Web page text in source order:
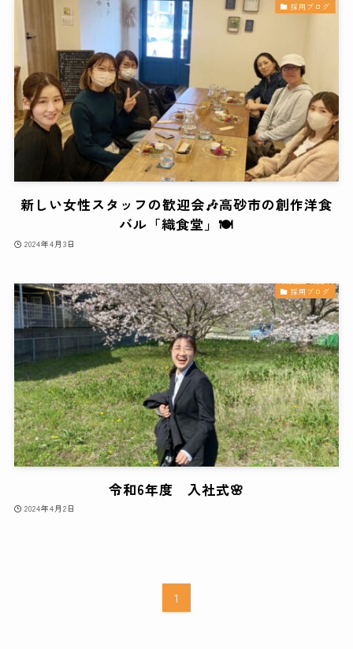
採用ブログ
新しい女性スタッフの歓迎会🎶高砂市の創作洋食
バル「織食堂」🍽
2024年4月3日
採用ブログ
令和6年度 入社式🌸
2024年4月2日
1